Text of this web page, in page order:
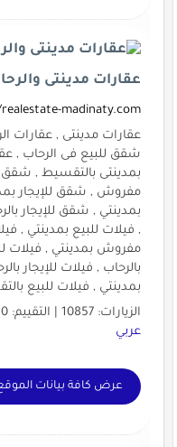
عقارات مدينتى
madinaty.com
عقارات مدينتى , عقارات
شقق للبيع فى الرحاب ,
بمدينتى بالتقسيط , شقق
مفروش , شقق للإيجار
بمدينتي , شقق للإيجار
, فيلات للبيع بمدينتي ,
مفروش بمدينتي , فيلات
بالرحاب , فيلات للإيجار
بمدينتي , فيلات للبيع
الزيارات: 10857 | التقييم: 0 | المقيّمين: 0 | الدولة:
عربي
عرض كافة بيانات الموقع